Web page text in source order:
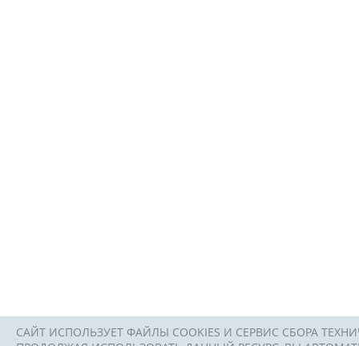
САЙТ ИСПОЛЬЗУЕТ ФАЙЛЫ COOKIES И СЕРВИС СБОРА